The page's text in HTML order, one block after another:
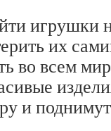
игрушки
их
во всем
и